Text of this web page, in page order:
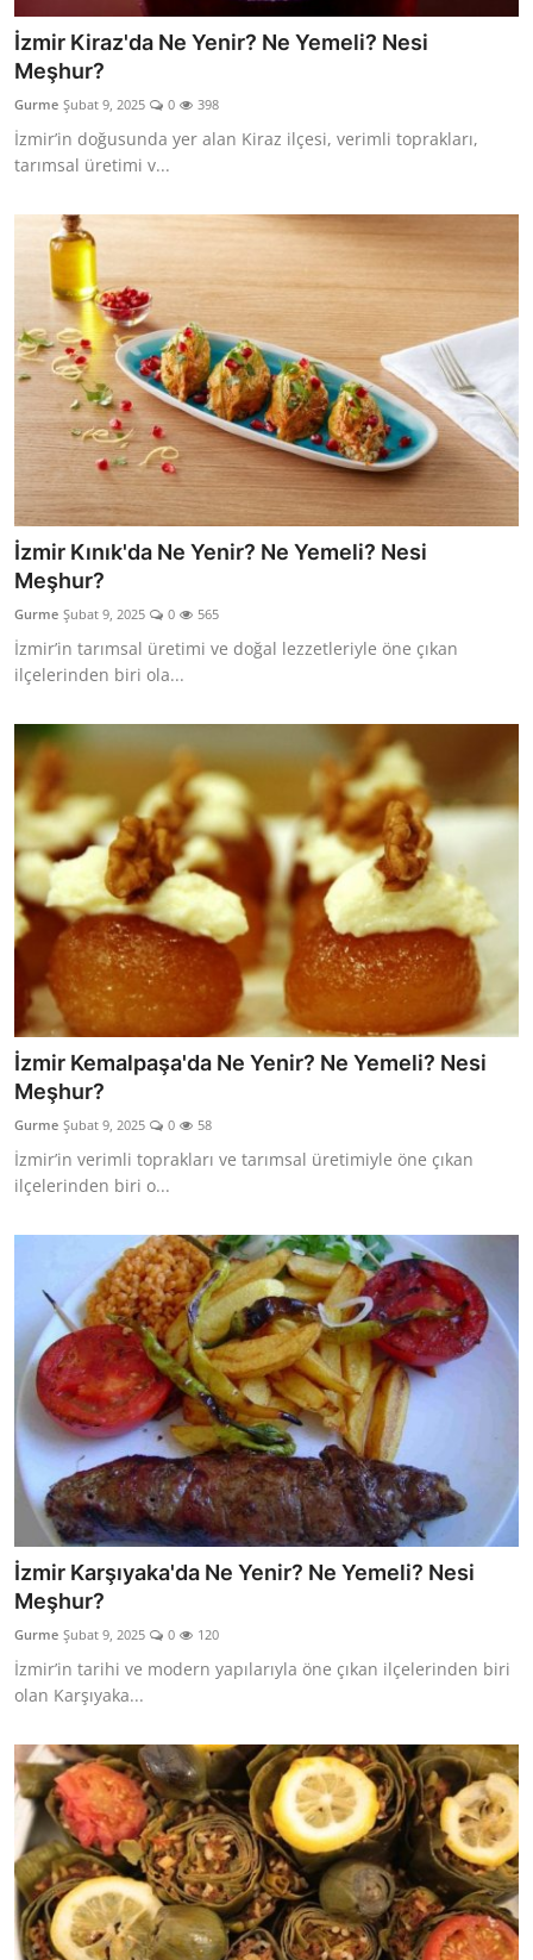
İzmir Kiraz'da Ne Yenir? Ne Yemeli? Nesi
Meşhur?
Gurme Şubat 9, 2025 0 398
İzmir’in doğusunda yer alan Kiraz ilçesi, verimli toprakları,
tarımsal üretimi v...
İzmir Kınık'da Ne Yenir? Ne Yemeli? Nesi
Meşhur?
Gurme Şubat 9, 2025 0 565
İzmir’in tarımsal üretimi ve doğal lezzetleriyle öne çıkan
ilçelerinden biri ola...
İzmir Kemalpaşa'da Ne Yenir? Ne Yemeli? Nesi
Meşhur?
Gurme Şubat 9, 2025 0 58
İzmir’in verimli toprakları ve tarımsal üretimiyle öne çıkan
ilçelerinden biri o...
İzmir Karşıyaka'da Ne Yenir? Ne Yemeli? Nesi
Meşhur?
Gurme Şubat 9, 2025 0 120
İzmir’in tarihi ve modern yapılarıyla öne çıkan ilçelerinden biri
olan Karşıyaka...